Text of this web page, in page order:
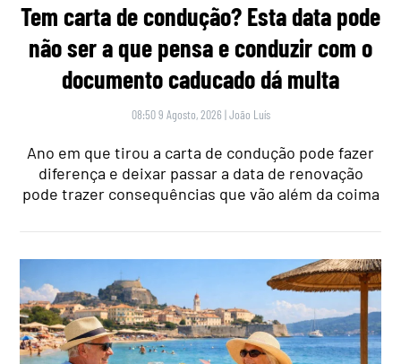
Tem carta de condução? Esta data pode
não ser a que pensa e conduzir com o
documento caducado dá multa
08:50 9 Agosto, 2026 |João Luís
Ano em que tirou a carta de condução pode fazer
diferença e deixar passar a data de renovação
pode trazer consequências que vão além da coima